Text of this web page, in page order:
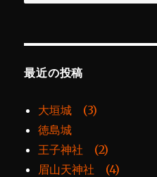
索:
最近の投稿
大垣城 (3)
徳島城
王子神社 (2)
眉山天神社 (4)